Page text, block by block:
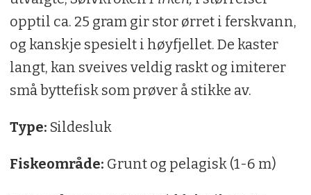
opptil ca. 25 gram gir stor ørret i ferskvann,
og kanskje spesielt i høyfjellet. De kaster
langt, kan sveives veldig raskt og imiterer
små byttefisk som prøver å stikke av.
Type: Sildesluk
Fiskeområde: Grunt og pelagisk (1-6 m)